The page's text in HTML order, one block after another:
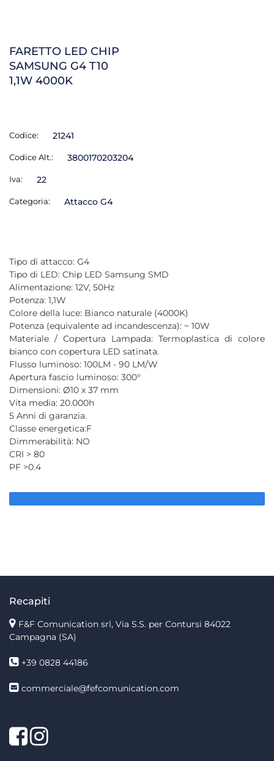
FARETTO LED CHIP
SAMSUNG G4 T10
1,1W 4000K
Codice: 21241
Codice Alt.: 3800170203204
Iva: 22
Categoria: Attacco G4
Tipo di attacco: G4
Tipo di LED: Chip LED Samsung SMD
Alimentazione: 12V, 50Hz
Potenza: 1,1W
Colore della luce: Bianco naturale (4000K)
Potenza (equivalente ad incandescenza): ~ 10W
Materiale / Copertura Lampada: Termoplastica di colore
bianco con copertura LED satinata.
Flusso luminoso: 100LM - 90 LM/W
Apertura fascio luminoso: 300°
Dimensioni: Ø10 x 37 mm
Vita media: 20.000h
5 Anni di garanzia.
Classe energetica:F
Dimmerabilità: NO
CRI > 80
PF >0.4
Recapiti
F&F Comunication srl, Via S.S. per Contursi 84022
Campagna (SA)
+39 0828 44186
commerciale@fefcomunication.com
Facebook
Twitter